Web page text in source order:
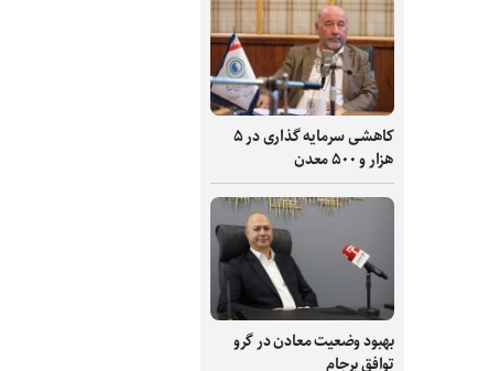
کاهشی سرمایه گذاری در ۵
هزار و ۵۰۰ معدن
بهبود وضعیت معادن در گرو
توافق برجام